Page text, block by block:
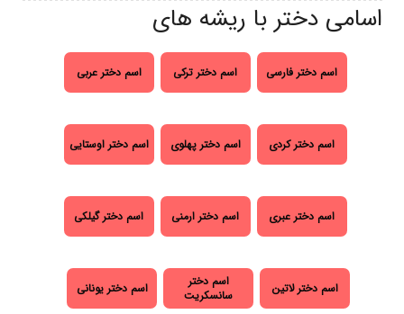
اسامی دختر با ریشه های
اسم دختر فارسی اسم دختر ترکی اسم دختر عربی
اسم دختر کردی اسم دختر پهلوی اسم دختر اوستایی
اسم دختر عبری اسم دختر ارمنی اسم دختر گیلکی
اسم دختر لاتین
اسم دختر
سانسکریت
اسم دختر یونانی